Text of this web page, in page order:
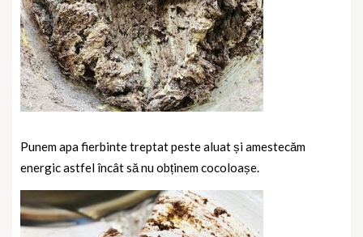
Punem apa fierbinte treptat peste aluat și amestecăm
energic astfel încât să nu obținem cocoloașe.